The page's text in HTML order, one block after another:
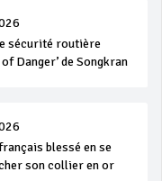
sécurité routière
of Danger’ de Songkran
blessé en se
son collier en or